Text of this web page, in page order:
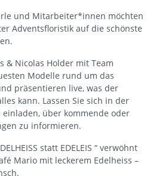
und Mitarbeiter*innen möchten
Adventsfloristik auf die schönste
& Nicolas Holder mit Team
Modelle rund um das
präsentieren live, was der
kann. Lassen Sie sich in der
über kommende oder
zu informieren.
statt EDELEIS “ verwöhnt
Mario mit leckerem Edelheiss –